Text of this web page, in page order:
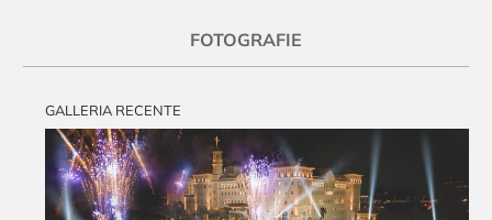
FOTOGRAFIE
GALLERIA RECENTE